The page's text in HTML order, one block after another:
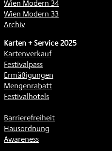
Wien Modern 34
Wien Modern 33
Archiv
Karten + Service 2025
Kartenverkauf
Festivalpass
Ermäßigungen
Mengenrabatt
Festivalhotels
Barrierefreiheit
Hausordnung
Awareness